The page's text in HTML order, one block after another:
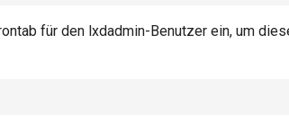
für den lxdadmin-Benutzer ein, um